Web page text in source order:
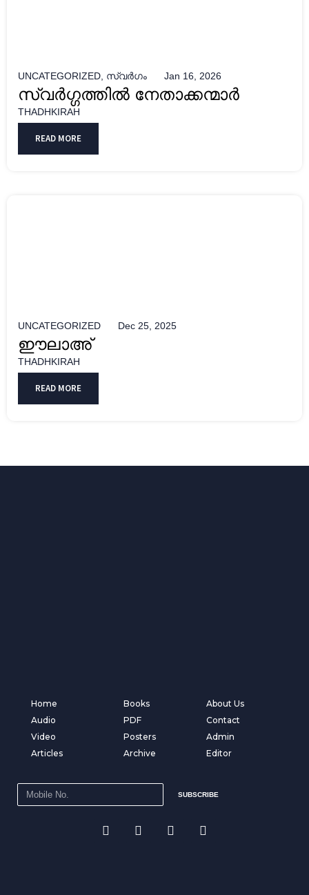
UNCATEGORIZED സ്വർഗം Jan 16, 2026
സ്വർഗ്ഗത്തിൽ നേതാക്കന്മാർ
THADHKIRAH
READ MORE
UNCATEGORIZED Dec 25, 2025
ഈലാഅ്
THADHKIRAH
READ MORE
Home
Audio
Video
Articles
Books
PDF
Posters
Archive
About Us
Contact
Admin
Editor
SUBSCRIBE